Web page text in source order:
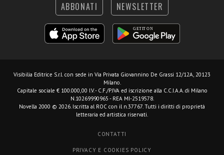
ABBONATI NEWSLETTER
Visibilia Editrice S.r.l. con sede in Via Privata Giovannino De Grassi 12/12A, 20123
Milano.
Capitale sociale € 100.000,00 I.V. - C.F./P.IVA ed iscrizione alla C.C.I.A.A. di Milano
N.10269990965 - REA MI-2519578.
Novella 2000 © 2026. Iscritta al ROC con il n.37767. Tutti i diritti di proprietà
letteraria ed artistica riservati.
CONTATTI
PRIVACY E COOKIES POLICY